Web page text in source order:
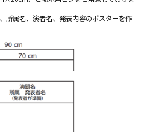
所属名、演者名、発表内容のポスターを作